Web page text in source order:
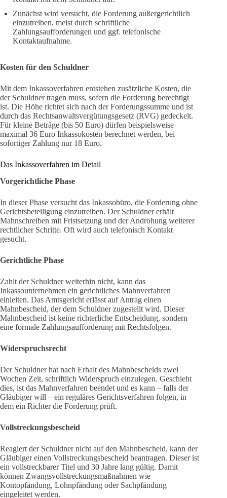
Zunächst wird versucht, die Forderung außergerichtlich
einzutreiben, meist durch schriftliche
Zahlungsaufforderungen und ggf. telefonische
Kontaktaufnahme.
Kosten für den Schuldner
Mit dem Inkassoverfahren entstehen zusätzliche Kosten, die
der Schuldner tragen muss, sofern die Forderung berechtigt
ist. Die Höhe richtet sich nach der Forderungssumme und ist
durch das Rechtsanwaltsvergütungsgesetz (RVG) gedeckelt.
Für kleine Beträge (bis 50 Euro) dürfen beispielsweise
maximal 36 Euro Inkassokosten berechnet werden, bei
sofortiger Zahlung nur 18 Euro.
Das Inkassoverfahren im Detail
Vorgerichtliche Phase
In dieser Phase versucht das Inkassobüro, die Forderung ohne
Gerichtsbeteiligung einzutreiben. Der Schuldner erhält
Mahnschreiben mit Fristsetzung und der Androhung weiterer
rechtlicher Schritte. Oft wird auch telefonisch Kontakt
gesucht.
Gerichtliche Phase
Zahlt der Schuldner weiterhin nicht, kann das
Inkassounternehmen ein gerichtliches Mahnverfahren
einleiten. Das Amtsgericht erlässt auf Antrag einen
Mahnbescheid, der dem Schuldner zugestellt wird. Dieser
Mahnbescheid ist keine richterliche Entscheidung, sondern
eine formale Zahlungsaufforderung mit Rechtsfolgen.
Widerspruchsrecht
Der Schuldner hat nach Erhalt des Mahnbescheids zwei
Wochen Zeit, schriftlich Widerspruch einzulegen. Geschieht
dies, ist das Mahnverfahren beendet und es kann – falls der
Gläubiger will – ein reguläres Gerichtsverfahren folgen, in
dem ein Richter die Forderung prüft.
Vollstreckungsbescheid
Reagiert der Schuldner nicht auf den Mahnbescheid, kann der
Gläubiger einen Vollstreckungsbescheid beantragen. Dieser ist
ein vollstreckbarer Titel und 30 Jahre lang gültig. Damit
können Zwangsvollstreckungsmaßnahmen wie
Kontopfändung, Lohnpfändung oder Sachpfändung
eingeleitet werden.